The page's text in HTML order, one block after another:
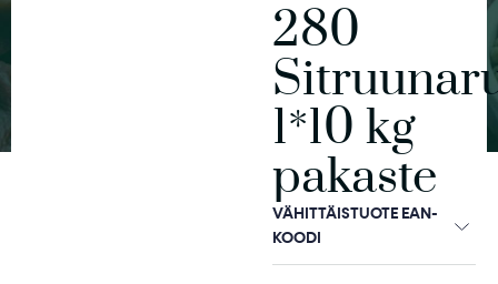
280
1*10 kg
pakaste
VÄHITTÄISTUOTE EAN-
KOODI